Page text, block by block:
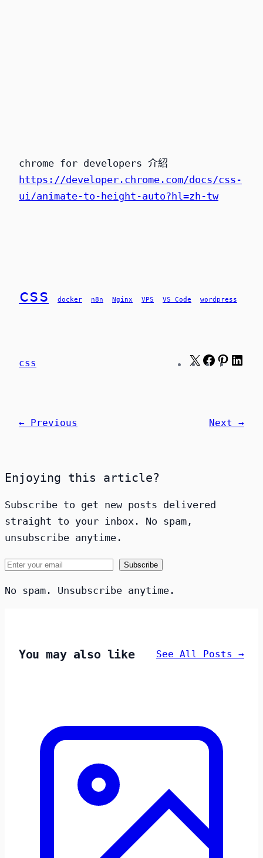
chrome for developers 介紹
https://developer.chrome.com/docs/css-
ui/animate-to-height-auto?hl=zh-tw
css docker n8n Nginx VPS VS Code wordpress
css X Facebook
← Previous Next →
Enjoying this article?
Subscribe to get new posts delivered
straight to your inbox. No spam,
unsubscribe anytime.
Subscribe
No spam. Unsubscribe anytime.
You may also like See All Posts →